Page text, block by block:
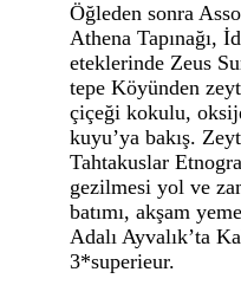
Öğleden sonra
Athena Tapınağı,
eteklerinde Zeus
tepe Köyünden
çiçeği kokulu,
kuyu’ya bakış.
Tahtakuslar
gezilmesi yol ve
batımı, akşam
Adalı Ayvalık’ta
3*superieur.